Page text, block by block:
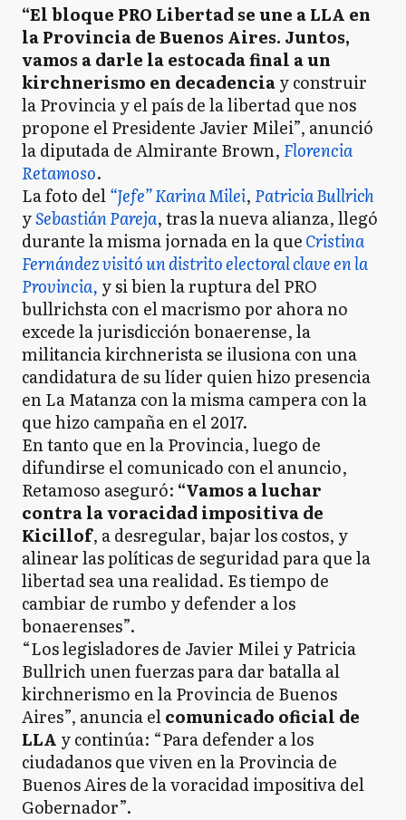
“El bloque PRO Libertad se une a LLA en
la Provincia de Buenos Aires. Juntos,
vamos a darle la estocada final a un
kirchnerismo en decadenciay construir
la Provincia y el país de la libertad que nos
propone el Presidente Javier Milei”, anunció
la diputada de Almirante Brown, Florencia
Retamoso.
La foto del“Jefe” Karina Milei, Patricia Bullrich
ySebastián Pareja, tras la nueva alianza, llegó
durante la misma jornada en la queCristina
Fernández visitó un distrito electoral clave en la
Provincia, y si bien la ruptura del PRO
bullrichsta con el macrismo por ahora no
excede la jurisdicción bonaerense, la
militancia kirchnerista se ilusiona con una
candidatura de su líder quien hizo presencia
en La Matanza con la misma campera con la
que hizo campaña en el 2017.
En tanto que en la Provincia, luego de
difundirse el comunicado con el anuncio,
Retamoso aseguró: “Vamos a luchar
contra la voracidad impositiva de
Kicillof, a desregular, bajar los costos, y
alinear las políticas de seguridad para que la
libertad sea una realidad. Es tiempo de
cambiar de rumbo y defender a los
bonaerenses”.
“Los legisladores de Javier Milei y Patricia
Bullrich unen fuerzas para dar batalla al
kirchnerismo en la Provincia de Buenos
Aires”, anuncia elcomunicado oficial de
LLA y continúa: “Para defender a los
ciudadanos que viven en la Provincia de
Buenos Aires de la voracidad impositiva del
Gobernador”.